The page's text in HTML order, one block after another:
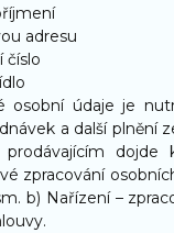
adresu
číslo
osobní údaje je
a další plnění
dojde
zpracování
b) Nařízení –